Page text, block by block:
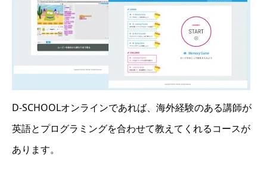
D-SCHOOLオンラインであれば、海外経験のある講師が
英語とプログラミングを合わせて教えてくれるコースが
あります。